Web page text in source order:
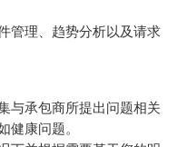
管理、趋势分析以及请求
与承包商所提出问题相关
健康问题。